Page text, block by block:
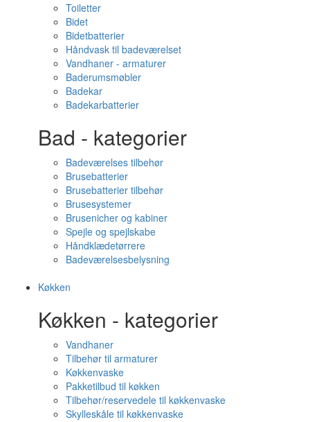
Toiletter
Bidet
Bidetbatterier
Håndvask til badeværelset
Vandhaner - armaturer
Baderumsmøbler
Badekar
Badekarbatterier
Bad - kategorier
Badeværelses tilbehør
Brusebatterier
Brusebatterier tilbehør
Brusesystemer
Brusenicher og kabiner
Spejle og spejlskabe
Håndklædetørrere
Badeværelsesbelysning
Køkken
Køkken - kategorier
Vandhaner
Tilbehør til armaturer
Køkkenvaske
Pakketilbud til køkken
Tilbehør/reservedele til køkkenvaske
Skylleskåle til køkkenvaske